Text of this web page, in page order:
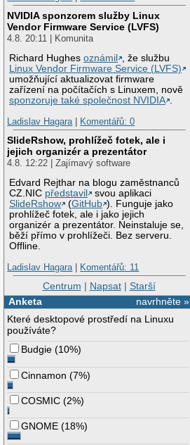
NVIDIA sponzorem služby Linux
Vendor Firmware Service (LVFS)
4.8. 20:11 | Komunita
Richard Hughesoznámil
, že službu
Linux Vendor Firmware Service (LVFS)
umožňující aktualizovat firmware
zařízení na počítačích s Linuxem, nově
sponzoruje také společnost NVIDIA .
Ladislav Hagara| Komentářů: 0
SlideRshow, prohlížeč fotek, ale i
jejich organizér a prezentátor
4.8. 12:22 | Zajímavý software
Edvard Rejthar na blogu zaměstnanců
CZ.NIC představil
svou aplikaci
SlideRshow
(GitHub ). Funguje jako
prohlížeč fotek, ale i jako jejich
organizér a prezentátor. Neinstaluje se,
běží přímo v prohlížeči. Bez serveru.
Offline.
Ladislav Hagara| Komentářů: 11
Centrum | Napsat| Starší
navrhněte »
Anketa
Které desktopové prostředí na Linuxu
používáte?
Budgie (10%)
Cinnamon (7%)
COSMIC (2%)
GNOME (18%)